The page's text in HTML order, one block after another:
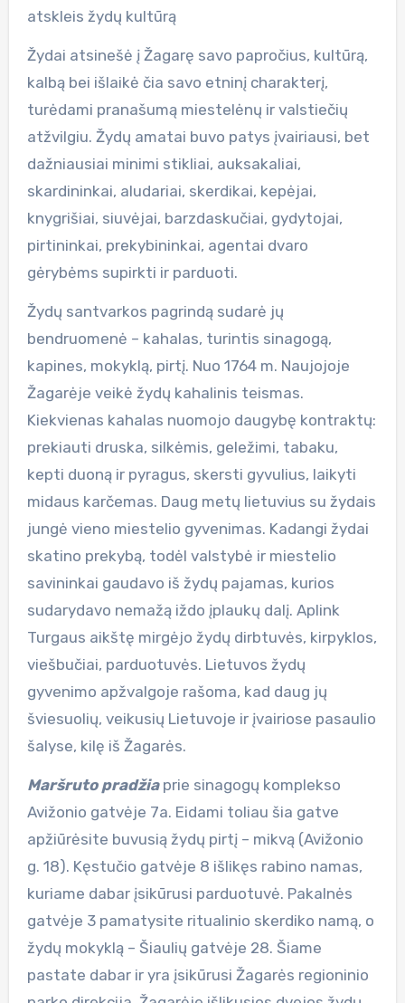
atskleis žydų kultūrą
Žydai atsinešė į Žagarę savo papročius, kultūrą,
kalbą bei išlaikė čia savo etninį charakterį,
turėdami pranašumą miestelėnų ir valstiečių
atžvilgiu. Žydų amatai buvo patys įvairiausi, bet
dažniausiai minimi stikliai, auksakaliai,
skardininkai, aludariai, skerdikai, kepėjai,
knygrišiai, siuvėjai, barzdaskučiai, gydytojai,
pirtininkai, prekybininkai, agentai dvaro
gėrybėms supirkti ir parduoti.
Žydų santvarkos pagrindą sudarė jų
bendruomenė – kahalas, turintis sinagogą,
kapines, mokyklą, pirtį. Nuo 1764 m. Naujojoje
Žagarėje veikė žydų kahalinis teismas.
Kiekvienas kahalas nuomojo daugybę kontraktų:
prekiauti druska, silkėmis, geležimi, tabaku,
kepti duoną ir pyragus, skersti gyvulius, laikyti
midaus karčemas. Daug metų lietuvius su žydais
jungė vieno miestelio gyvenimas. Kadangi žydai
skatino prekybą, todėl valstybė ir miestelio
savininkai gaudavo iš žydų pajamas, kurios
sudarydavo nemažą iždo įplaukų dalį. Aplink
Turgaus aikštę mirgėjo žydų dirbtuvės, kirpyklos,
viešbučiai, parduotuvės. Lietuvos žydų
gyvenimo apžvalgoje rašoma, kad daug jų
šviesuolių, veikusių Lietuvoje ir įvairiose pasaulio
šalyse, kilę iš Žagarės.
Maršruto pradžiaprie sinagogų komplekso
Avižonio gatvėje 7a. Eidami toliau šia gatve
apžiūrėsite buvusią žydų pirtį – mikvą (Avižonio
g. 18). Kęstučio gatvėje 8 išlikęs rabino namas,
kuriame dabar įsikūrusi parduotuvė. Pakalnės
gatvėje 3 pamatysite ritualinio skerdiko namą, o
žydų mokyklą – Šiaulių gatvėje 28. Šiame
pastate dabar ir yra įsikūrusi Žagarės regioninio